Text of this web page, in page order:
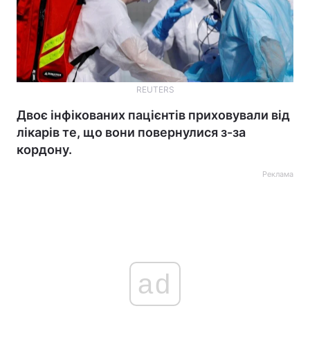
REUTERS
Двоє інфікованих пацієнтів приховували від
лікарів те, що вони повернулися з-за
кордону.
Реклама
ad